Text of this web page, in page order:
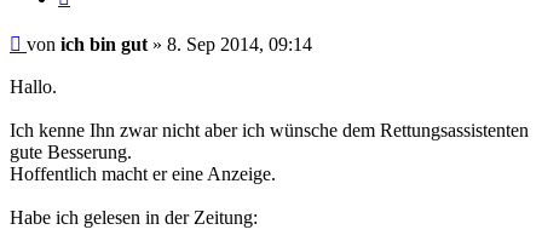
Beitrag
von ich bin gut » 8. Sep 2014, 09:14
Hallo.
Ich kenne Ihn zwar nicht aber ich wünsche dem Rettungsassistenten
gute Besserung.
Hoffentlich macht er eine Anzeige.
Habe ich gelesen in der Zeitung: